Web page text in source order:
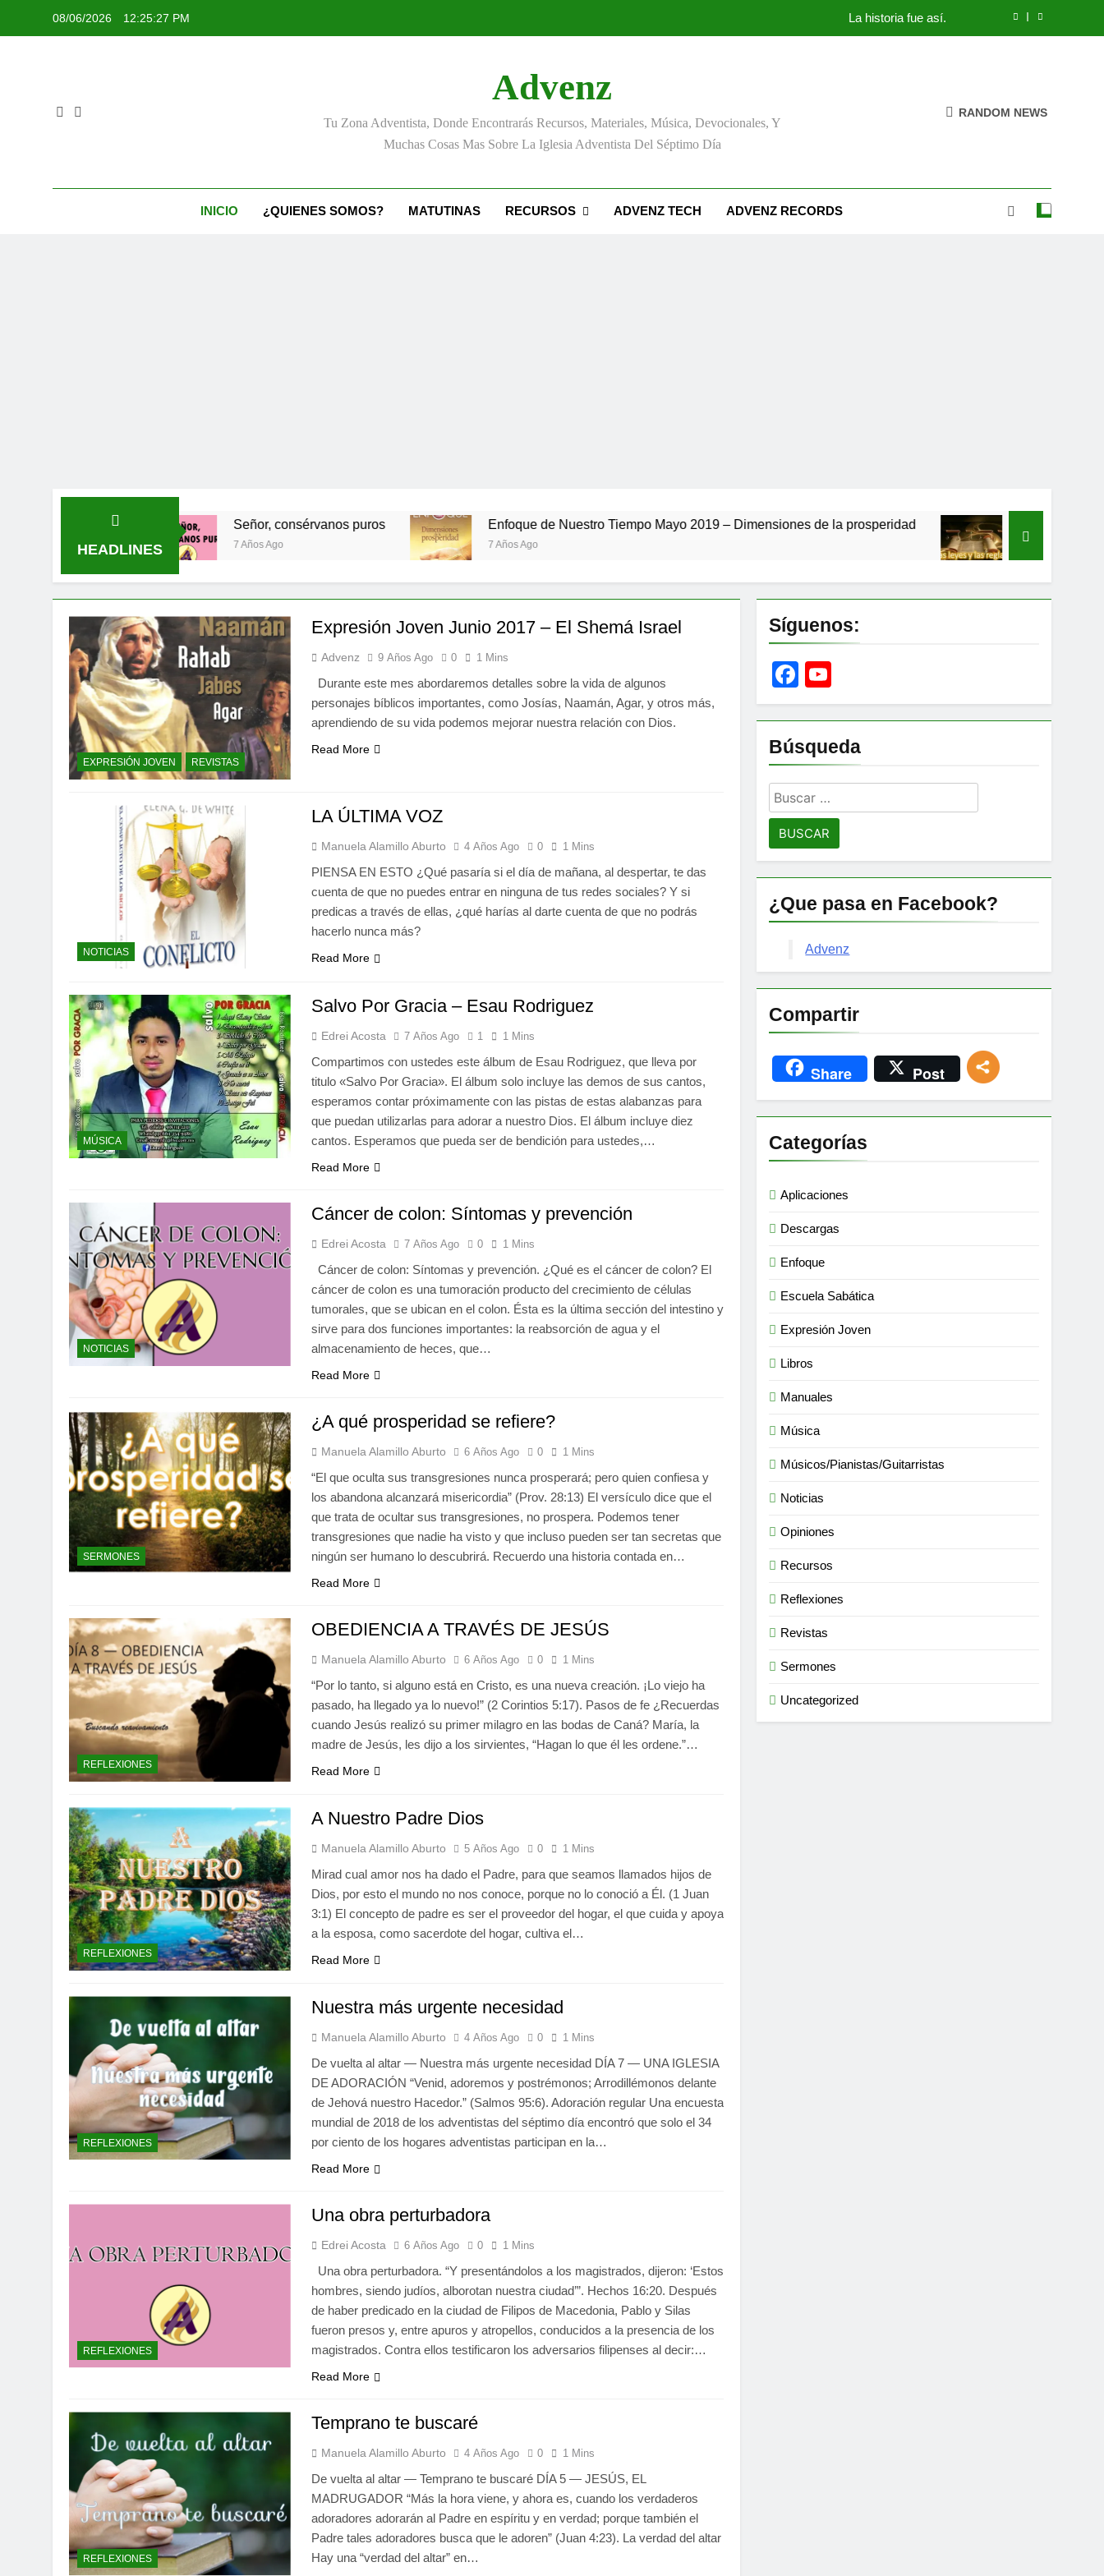
08/06/2026 12:25:28 PM La historia fue así.
Advenz
Tu Zona Adventista, Donde Encontrarás Recursos, Materiales, Música, Devocionales, Y
Muchas Cosas Mas Sobre La Iglesia Adventista Del Séptimo Día
RANDOM NEWS
INICIO ¿QUIENES SOMOS? MATUTINAS RECURSOS ADVENZ TECH ADVENZ RECORDS
HEADLINES
Señor, consérvanos puros
7 Años Ago
Enfoque de Nuestro Tiempo Mayo 2019 – Dimensiones de la prosperidad
7 Años Ago
Las leyes y las reglas
7 Años Ago
EXPRESIÓN JOVEN REVISTAS
Expresión Joven Junio 2017 – El Shemá Israel
Advenz 9 Años Ago 0 1 Mins
Durante este mes abordaremos detalles sobre la vida de algunos
personajes bíblicos importantes, como Josías, Naamán, Agar, y otros más,
aprendiendo de su vida podemos mejorar nuestra relación con Dios.
Read More
NOTICIAS
LA ÚLTIMA VOZ
Manuela Alamillo Aburto 4 Años Ago 0 1 Mins
PIENSA EN ESTO ¿Qué pasaría si el día de mañana, al despertar, te das
cuenta de que no puedes entrar en ninguna de tus redes sociales? Y si
predicas a través de ellas, ¿qué harías al darte cuenta de que no podrás
hacerlo nunca más?
Read More
MÚSICA
Salvo Por Gracia – Esau Rodriguez
Edrei Acosta 7 Años Ago 1 1 Mins
Compartimos con ustedes este álbum de Esau Rodriguez, que lleva por
titulo «Salvo Por Gracia». El álbum solo incluye las demos de sus cantos,
esperamos contar próximamente con las pistas de estas alabanzas para
que puedan utilizarlas para adorar a nuestro Dios. El álbum incluye diez
cantos. Esperamos que pueda ser de bendición para ustedes,…
Read More
NOTICIAS
Cáncer de colon: Síntomas y prevención
Edrei Acosta 7 Años Ago 0 1 Mins
Cáncer de colon: Síntomas y prevención. ¿Qué es el cáncer de colon? El
cáncer de colon es una tumoración producto del crecimiento de células
tumorales, que se ubican en el colon. Ésta es la última sección del intestino y
sirve para dos funciones importantes: la reabsorción de agua y el
almacenamiento de heces, que…
Read More
SERMONES
¿A qué prosperidad se refiere?
Manuela Alamillo Aburto 6 Años Ago 0 1 Mins
“El que oculta sus transgresiones nunca prosperará; pero quien confiesa y
los abandona alcanzará misericordia” (Prov. 28:13) El versículo dice que el
que trata de ocultar sus transgresiones, no prospera. Podemos tener
transgresiones que nadie ha visto y que incluso pueden ser tan secretas que
ningún ser humano lo descubrirá. Recuerdo una historia contada en…
Read More
REFLEXIONES
OBEDIENCIA A TRAVÉS DE JESÚS
Manuela Alamillo Aburto 6 Años Ago 0 1 Mins
“Por lo tanto, si alguno está en Cristo, es una nueva creación. ¡Lo viejo ha
pasado, ha llegado ya lo nuevo!” (2 Corintios 5:17). Pasos de fe ¿Recuerdas
cuando Jesús realizó su primer milagro en las bodas de Caná? María, la
madre de Jesús, les dijo a los sirvientes, “Hagan lo que él les ordene.”…
Read More
REFLEXIONES
A Nuestro Padre Dios
Manuela Alamillo Aburto 5 Años Ago 0 1 Mins
Mirad cual amor nos ha dado el Padre, para que seamos llamados hijos de
Dios, por esto el mundo no nos conoce, porque no lo conoció a Él. (1 Juan
3:1) El concepto de padre es ser el proveedor del hogar, el que cuida y apoya
a la esposa, como sacerdote del hogar, cultiva el…
Read More
REFLEXIONES
Nuestra más urgente necesidad
Manuela Alamillo Aburto 4 Años Ago 0 1 Mins
De vuelta al altar — Nuestra más urgente necesidad DÍA 7 — UNA IGLESIA
DE ADORACIÓN “Venid, adoremos y postrémonos; Arrodillémonos delante
de Jehová nuestro Hacedor.” (Salmos 95:6). Adoración regular Una encuesta
mundial de 2018 de los adventistas del séptimo día encontró que solo el 34
por ciento de los hogares adventistas participan en la…
Read More
REFLEXIONES
Una obra perturbadora
Edrei Acosta 6 Años Ago 0 1 Mins
Una obra perturbadora. “Y presentándolos a los magistrados, dijeron: ‘Estos
hombres, siendo judíos, alborotan nuestra ciudad’”. Hechos 16:20. Después
de haber predicado en la ciudad de Filipos de Macedonia, Pablo y Silas
fueron presos y, entre apuros y atropellos, conducidos a la presencia de los
magistrados. Contra ellos testificaron los adversarios filipenses al decir:…
Read More
REFLEXIONES
Temprano te buscaré
Manuela Alamillo Aburto 4 Años Ago 0 1 Mins
De vuelta al altar — Temprano te buscaré DÍA 5 — JESÚS, EL
MADRUGADOR “Más la hora viene, y ahora es, cuando los verdaderos
adoradores adorarán al Padre en espíritu y en verdad; porque también el
Padre tales adoradores busca que le adoren” (Juan 4:23). La verdad del altar
Hay una “verdad del altar” en…
Síguenos:
Facebook
Channel
Búsqueda
Buscar:
¿Que pasa en Facebook?
Advenz
Compartir
Share Post
Categorías
Aplicaciones
Descargas
Enfoque
Escuela Sabática
Expresión Joven
Libros
Manuales
Música
Músicos/Pianistas/Guitarristas
Noticias
Opiniones
Recursos
Reflexiones
Revistas
Sermones
Uncategorized